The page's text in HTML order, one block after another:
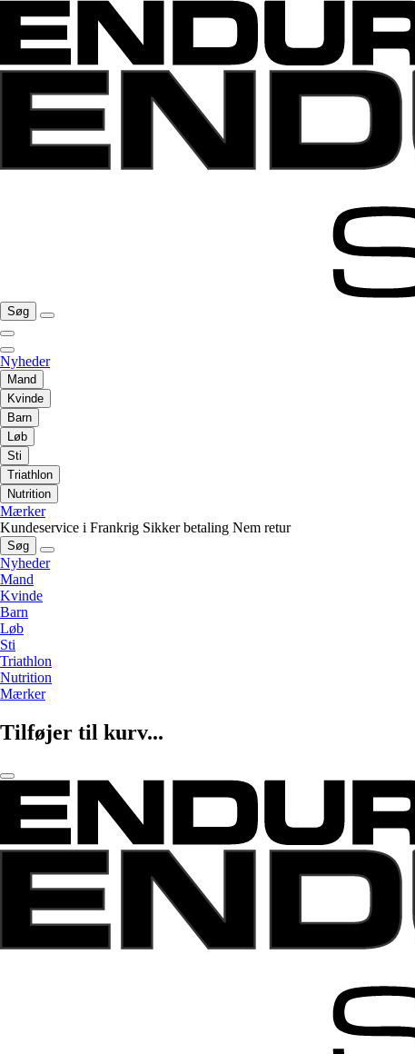
Søg
Nyheder
Mand
Kvinde
Barn
Løb
Sti
Triathlon
Nutrition
Mærker
Kundeservice i Frankrig Sikker betaling Nem retur
Søg
Nyheder
Mand
Kvinde
Barn
Løb
Sti
Triathlon
Nutrition
Mærker
Tilføjer til kurv...